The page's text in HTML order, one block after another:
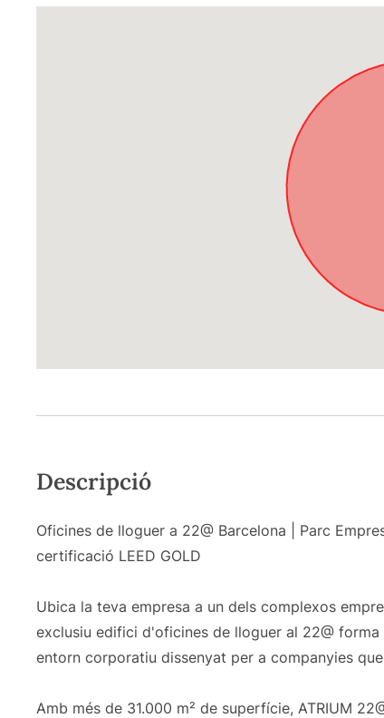
Descripció
Oficines de lloguer a 22@ Barcelona | Parc
certificació LEED GOLD
Ubica la teva empresa a un dels complexos
exclusiu edifici d'oficines de lloguer al 22@
entorn corporatiu dissenyat per a companyies
Amb més de 31.000 m² de superfície, ATRIUM